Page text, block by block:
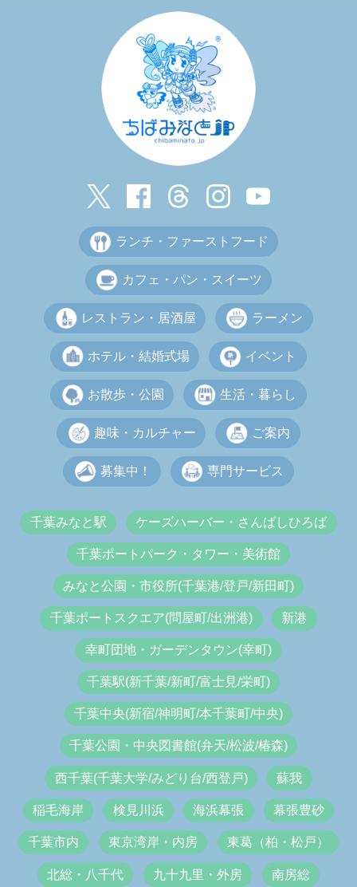
ランチ・ファーストフード
カフェ・パン・スイーツ
レストラン・居酒屋 ラーメン
ホテル・結婚式場 イベント
お散歩・公園 生活・暮らし
趣味・カルチャー ご案内
募集中！ 専門サービス
千葉みなと駅 ケーズハーバー・さんばしひろば
千葉ポートパーク・タワー・美術館
みなと公園・市役所(千葉港/登戸/新田町)
千葉ポートスクエア(問屋町/出洲港) 新港
幸町団地・ガーデンタウン(幸町)
千葉駅(新千葉/新町/富士見/栄町)
千葉中央(新宿/神明町/本千葉町/中央)
千葉公園・中央図書館(弁天/松波/椿森)
西千葉(千葉大学/みどり台/西登戸) 蘇我
稲毛海岸 検見川浜 海浜幕張 幕張豊砂
千葉市内 東京湾岸・内房 東葛（柏・松戸）
北総・八千代 九十九里・外房 南房総